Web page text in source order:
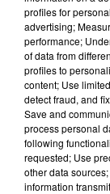
FIL
profiles for
advertising;
performance;
of data from
profiles to
content; Use
detect fraud, and
Save and
process personal
following
requested; Use
other data
information